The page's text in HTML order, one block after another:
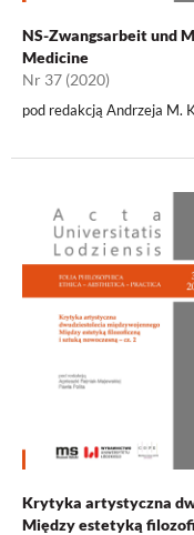
NS-Zwangsarbeit und
Medicine
Nr 37 (2020)
pod redakcją Andrzeja M.
Krytyka artystyczna
Między estetyką